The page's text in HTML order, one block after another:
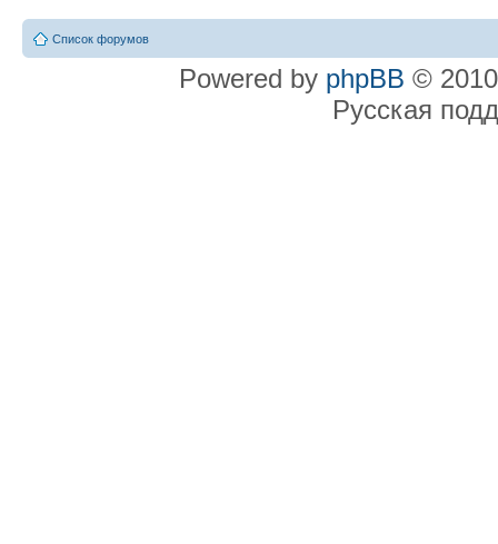
Список форумов
Powered by phpBB ©
Русская